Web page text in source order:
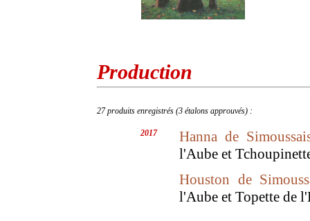
Production
27 produits enregistrés (3 étalons approuvés) :
2017
Hanna de
l'Aube et
Houston de
l'Aube et Topette de